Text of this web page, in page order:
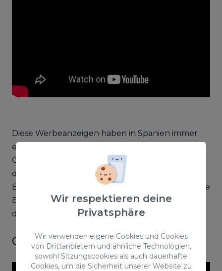
Wir respektieren deine
Privatsphäre
Wir verwenden eigene Cookies und Cookies
von Drittanbietern und ähnliche Technologien,
sowohl Sitzungscookies als auch dauerhafte
Cookies, um die Sicherheit unserer Website zu
Diese Werbeanzeigen haben in Spanien immer
einen großen Erfolg und werden von der
Gesellschaft sehr gut aufgenommen. Der Sinn
dahinter ist die Gefühle der Hoffnung und
Begeisterung hervorzurufen und dass somit viele
Bürger einen Lottoschein kaufen, der für sie zu
dieser Jahreszeit sehr wichtig ist.
Coca Cola